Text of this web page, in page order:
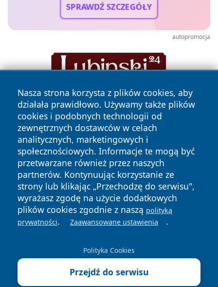
SPRAWDŹ SZCZEGÓŁY
autopromocja
Nasza strona korzysta z plików cookies, aby
działała prawidłowo. Używamy także plików
cookies i podobnych technologii od
zewnętrznych dostawców w celach
analitycznych, marketingowych i
społecznościowych. Informacje te mogą być
przetwarzane również przez naszych
partnerów. Kontynuując korzystanie ze
strony lub klikając „Przechodzę do serwisu",
wyrażasz zgodę na użycie dodatkowych
plików cookies zgodnie z naszą polityką
prywatności. Zaawansowane ustawienia .
Polityka Cookies
Przejdź do serwisu
Copyright © 2026 portalzielonagora.pl Wszystkie prawa
zastrzeżone.
News Autorzy
Polityka
Prywatności
Polityka
Cookies